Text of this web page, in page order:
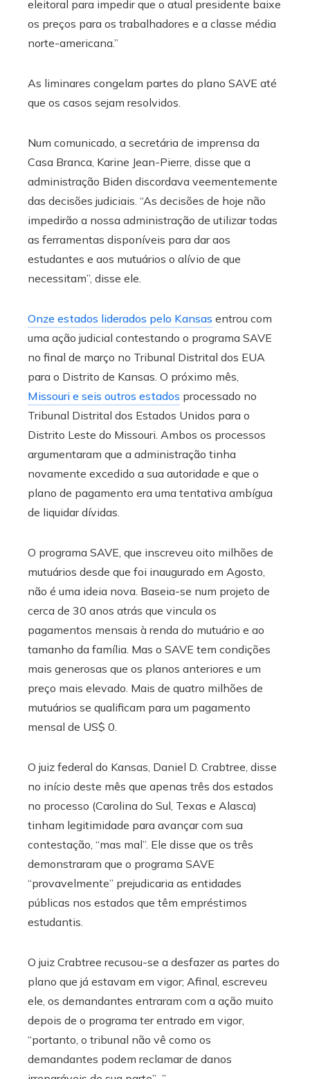
eleitoral para impedir que o atual presidente baixe
os preços para os trabalhadores e a classe média
norte-americana.”
As liminares congelam partes do plano SAVE até
que os casos sejam resolvidos.
Num comunicado, a secretária de imprensa da
Casa Branca, Karine Jean-Pierre, disse que a
administração Biden discordava veementemente
das decisões judiciais. “As decisões de hoje não
impedirão a nossa administração de utilizar todas
as ferramentas disponíveis para dar aos
estudantes e aos mutuários o alívio de que
necessitam”, disse ele.
Onze estados liderados pelo Kansas entrou com
uma ação judicial contestando o programa SAVE
no final de março no Tribunal Distrital dos EUA
para o Distrito de Kansas. O próximo mês,
Missouri e seis outros estados processado no
Tribunal Distrital dos Estados Unidos para o
Distrito Leste do Missouri. Ambos os processos
argumentaram que a administração tinha
novamente excedido a sua autoridade e que o
plano de pagamento era uma tentativa ambígua
de liquidar dívidas.
O programa SAVE, que inscreveu oito milhões de
mutuários desde que foi inaugurado em Agosto,
não é uma ideia nova. Baseia-se num projeto de
cerca de 30 anos atrás que vincula os
pagamentos mensais à renda do mutuário e ao
tamanho da família. Mas o SAVE tem condições
mais generosas que os planos anteriores e um
preço mais elevado. Mais de quatro milhões de
mutuários se qualificam para um pagamento
mensal de US$ 0.
O juiz federal do Kansas, Daniel D. Crabtree, disse
no início deste mês que apenas três dos estados
no processo (Carolina do Sul, Texas e Alasca)
tinham legitimidade para avançar com sua
contestação, “mas mal”. Ele disse que os três
demonstraram que o programa SAVE
“provavelmente” prejudicaria as entidades
públicas nos estados que têm empréstimos
estudantis.
O juiz Crabtree recusou-se a desfazer as partes do
plano que já estavam em vigor; Afinal, escreveu
ele, os demandantes entraram com a ação muito
depois de o programa ter entrado em vigor,
“portanto, o tribunal não vê como os
demandantes podem reclamar de danos